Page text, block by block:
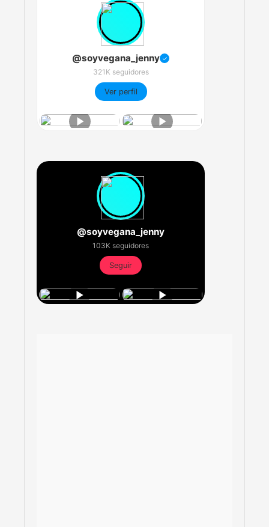
@soyvegana_jenny ✓
321K seguidores
Ver perfil
@soyvegana_jenny
103K seguidores
Seguir